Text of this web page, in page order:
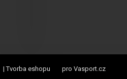
|Tvorba eshopu pro Vasport.cz